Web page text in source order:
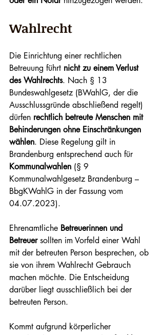
Wahlrecht
Die Einrichtung einer rechtlichen
Betreuung führt nicht zu einem Verlust
des Wahlrechts. Nach § 13
Bundeswahlgesetz (BWahlG, der die
Ausschlussgründe abschließend regelt)
dürfen rechtlich betreute Menschen mit
Behinderungen ohne Einschränkungen
wählen. Diese Regelung gilt in
Brandenburg entsprechend auch für
Kommunalwahlen (§ 9
Kommunalwahlgesetz Brandenburg –
BbgKWahlG in der Fassung vom
04.07.2023).
Ehrenamtliche Betreuerinnen und
Betreuer sollten im Vorfeld einer Wahl
mit der betreuten Person besprechen, ob
sie von ihrem Wahlrecht Gebrauch
machen möchte. Die Entscheidung
darüber liegt ausschließlich bei der
betreuten Person.
Kommt aufgrund körperlicher